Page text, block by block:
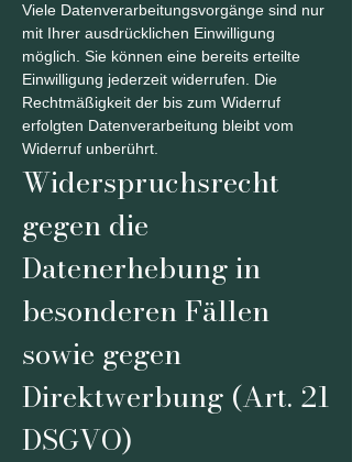
Viele Datenverarbeitungsvorgänge sind nur
mit Ihrer ausdrücklichen Einwilligung
möglich. Sie können eine bereits erteilte
Einwilligung jederzeit widerrufen. Die
Rechtmäßigkeit der bis zum Widerruf
erfolgten Datenverarbeitung bleibt vom
Widerruf unberührt.
Widerspruchsrecht
gegen die
Datenerhebung in
besonderen Fällen
sowie gegen
Direktwerbung (Art. 21
DSGVO)